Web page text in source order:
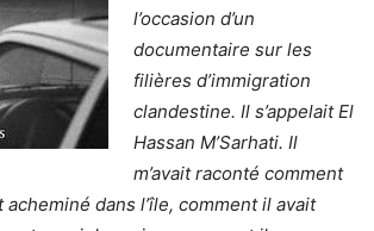
l’occasion d’un
documentaire sur les
filières d’immigration
clandestine. Il s’appelait El
Hassan M’Sarhati. Il
m’avait raconté comment
acheminé dans l’île, comment il avait